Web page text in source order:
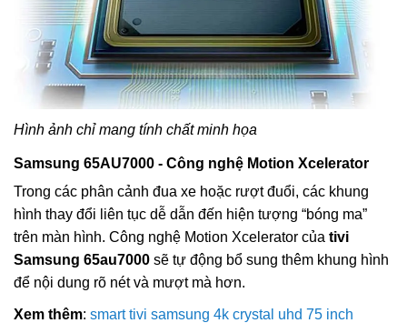
Hình ảnh chỉ mang tính chất minh họa
Samsung 65AU7000 - Công nghệ Motion Xcelerator
Trong các phân cảnh đua xe hoặc rượt đuổi, các khung
hình thay đổi liên tục dễ dẫn đến hiện tượng “bóng ma”
trên màn hình. Công nghệ Motion Xcelerator của tivi
Samsung 65au7000 sẽ tự động bổ sung thêm khung hình
để nội dung rõ nét và mượt mà hơn.
Xem thêm: smart tivi samsung 4k crystal uhd 75 inch